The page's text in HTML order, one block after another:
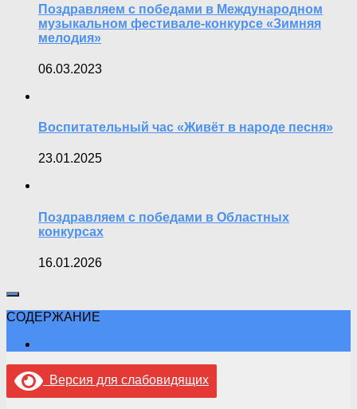
Поздравляем с победами в Международном
музыкальном фестивале-конкурсе «Зимняя
мелодия»
06.03.2023
Воспитательный час «Живёт в народе песня»
23.01.2025
Поздравляем с победами в Областных
конкурсах
16.01.2026
СОДЕРЖАНИЕ
Версия для слабовидящих